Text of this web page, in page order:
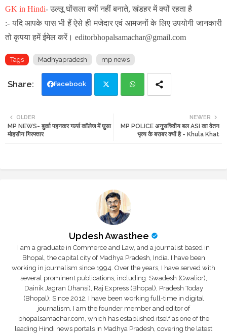
GK in Hindi- उल्लू घोंसला क्यों नहीं बनाते, खंडहर में क्यों रहता है
:- यदि आपके पास भी हैं ऐसे ही मजेदार एवं आमजनों के लिए उपयोगी जानकारी
तो कृपया हमें ईमेल करें। editorbhopalsamachar@gmail.com
Tags Madhyapradesh mp news
Facebook
tte ats
NEWER
MP POLICE अनुसचिवीय बल ASI का वेतन
भृत्य केे बराबर क्यों है - Khula Khat
OLDER
MP NEWS- बुर्का पहनकर गर्ल्स कॉलेज में घुसा
मोहसीन गिरफ्तार
Updesh Awasthee
I am a graduate in Commerce and Law, and a journalist based in
Bhopal, the capital city of Madhya Pradesh, India. I have been
working in journalism since 1994. Over the years, I have served with
several prominent publications, including: Swadesh (Gwalior),
Dainik Jagran (Jhansi), Raj Express (Bhopal), Pradesh Today
(Bhopal); Since 2012, I have been working full-time in digital
journalism. I am the founder member and editor of
bhopalsamachar.com, which has established itself as one of the
leading Hindi news portals in Madhya Pradesh, covering the latest